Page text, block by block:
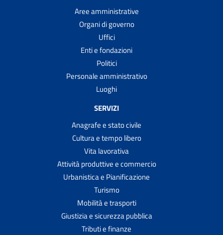
Aree amministrative
Organi di governo
Uffici
Enti e fondazioni
Politici
Personale amministrativo
Luoghi
SERVIZI
Anagrafe e stato civile
Cultura e tempo libero
Vita lavorativa
Attività produttive e commercio
Urbanistica e Pianificazione
Turismo
Mobilità e trasporti
Giustizia e sicurezza pubblica
Tributi e finanze